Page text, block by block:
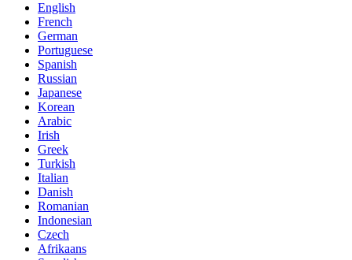
English
French
German
Portuguese
Spanish
Russian
Japanese
Korean
Arabic
Irish
Greek
Turkish
Italian
Danish
Romanian
Indonesian
Czech
Afrikaans